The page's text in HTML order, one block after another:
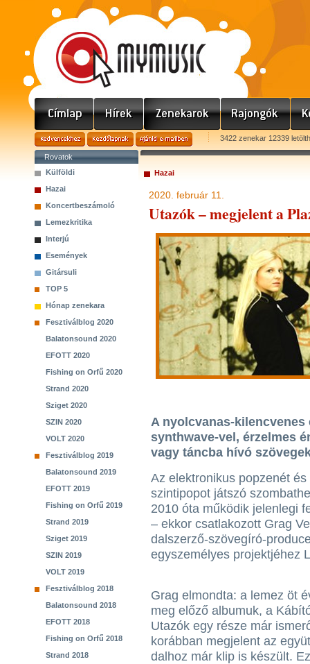
3422 zenekar 12339
Rovatok
Külföldi
Hazai
Koncertbeszámoló
Lemezkritika
Interjú
Események
Gitársuli
TOP 5
Hónap zenekara
Fesztiválblog 2020
Balatonsound 2020
EFOTT 2020
Fishing on Orfű 2020
Strand 2020
Sziget 2020
SZIN 2020
VOLT 2020
Fesztiválblog 2019
Balatonsound 2019
EFOTT 2019
Fishing on Orfű 2019
Strand 2019
Sziget 2019
SZIN 2019
VOLT 2019
Fesztiválblog 2018
Balatonsound 2018
EFOTT 2018
Fishing on Orfű 2018
Strand 2018
Hazai
2020. február 11.
Utazók – megjelent a
A nyolcvanas-
synthwave-vel, érzelmes
vagy táncba hívó
Az elektronikus popzenét és
szintipopot játszó
2010 óta működik jelenlegi
– ekkor csatlakozott Grag
dalszerző-szövegíró-
egyszemélyes projektjéhez
Grag elmondta: a lemez öt
meg előző albumuk, a
Utazók egy része már
korábban megjelent az
dalhoz már klip is készült.